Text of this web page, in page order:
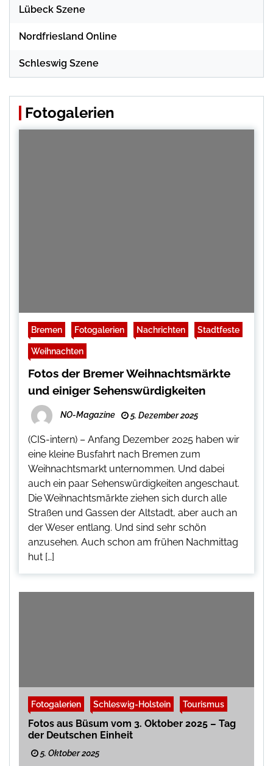
Lübeck Szene
Nordfriesland Online
Schleswig Szene
Fotogalerien
Bremen Fotogalerien Nachrichten Stadtfeste
Weihnachten
Fotos der Bremer Weihnachtsmärkte
und einiger Sehenswürdigkeiten
NO-Magazine 5. Dezember 2025
(CIS-intern) – Anfang Dezember 2025 haben wir
eine kleine Busfahrt nach Bremen zum
Weihnachtsmarkt unternommen. Und dabei
auch ein paar Sehenswürdigkeiten angeschaut.
Die Weihnachtsmärkte ziehen sich durch alle
Straßen und Gassen der Altstadt, aber auch an
der Weser entlang. Und sind sehr schön
anzusehen. Auch schon am frühen Nachmittag
hut […]
Fotogalerien Schleswig-Holstein Tourismus
Fotos aus Büsum vom 3. Oktober 2025 – Tag
der Deutschen Einheit
5. Oktober 2025